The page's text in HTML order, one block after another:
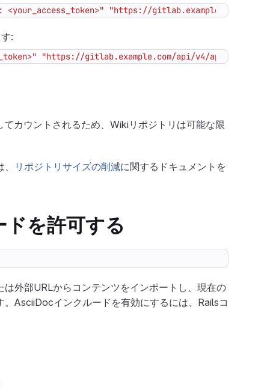
<your_access_token>" "https://gitlab.example.com/api/v4/
:
"https://gitlab.example.com/api/v4/application/
てカウントされるため、Wikiリポジトリは可能な限
リポジトリサイズの削減に関するドキュメントを
ドを許可する
外部URLからコンテンツをインポートし、現在の
AsciiDocインクルードを有効にするには、Railsコ